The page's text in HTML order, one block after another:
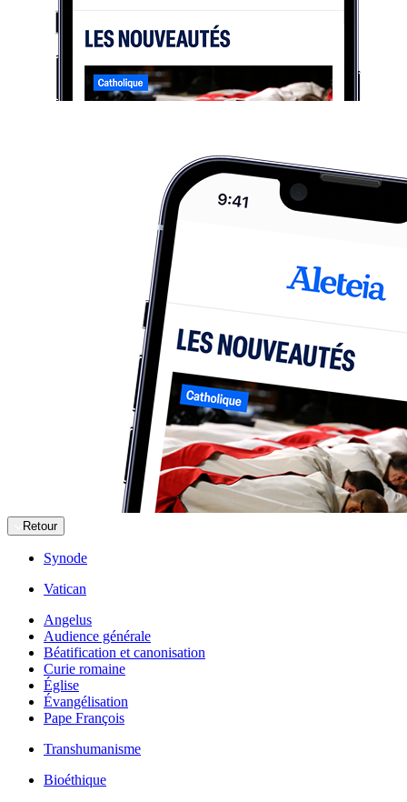
Retour
Synode
Vatican
Angelus
Audience générale
Béatification et canonisation
Curie romaine
Église
Évangélisation
Pape François
Transhumanisme
Bioéthique